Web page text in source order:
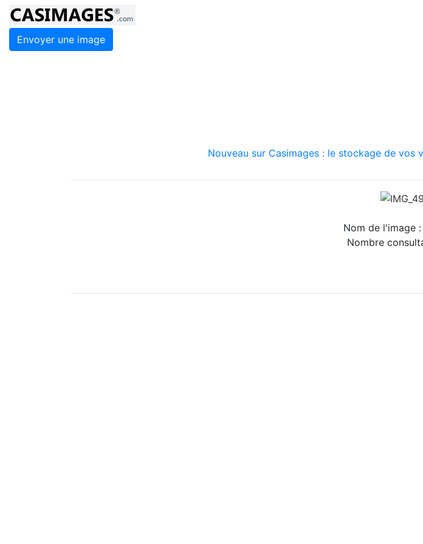
Envoyer une image
Nouveau sur Casimages : le stockage de vos
Nom de l'image :
Nombre